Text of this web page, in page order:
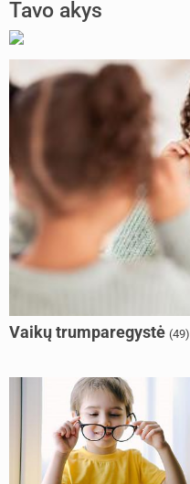
Tavo akys
Vaikų trumparegystė (49)